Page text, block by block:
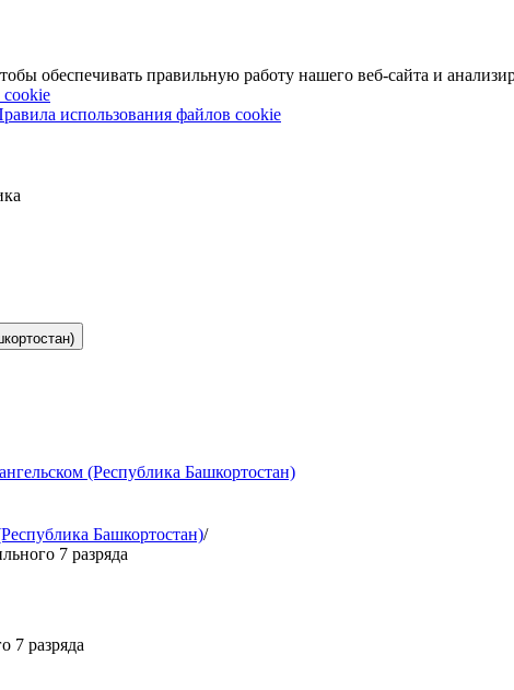
обеспечивать правильную работу нашего веб-сайта и
cookie
использования файлов cookie
(Республика Башкортостан)
Башкортостан)/
7 разряда
7 разряда